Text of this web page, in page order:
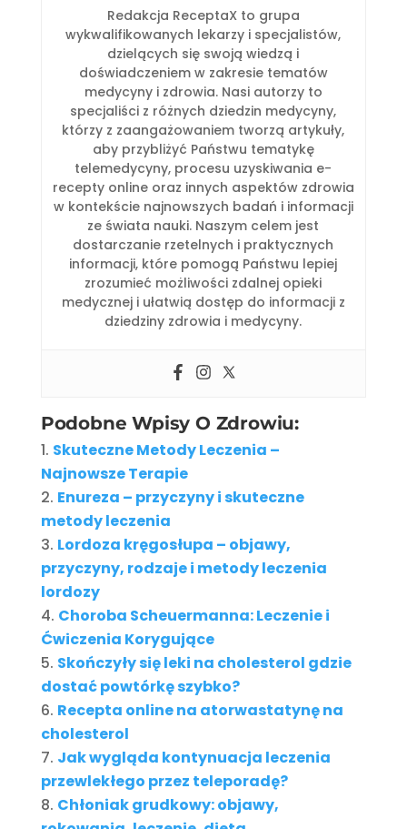
Redakcja ReceptaX to grupa
wykwalifikowanych lekarzy i specjalistów,
dzielących się swoją wiedzą i
doświadczeniem w zakresie tematów
medycyny i zdrowia. Nasi autorzy to
specjaliści z różnych dziedzin medycyny,
którzy z zaangażowaniem tworzą artykuły,
aby przybliżyć Państwu tematykę
telemedycyny, procesu uzyskiwania e-
recepty online oraz innych aspektów zdrowia
w kontekście najnowszych badań i informacji
ze świata nauki. Naszym celem jest
dostarczanie rzetelnych i praktycznych
informacji, które pomogą Państwu lepiej
zrozumieć możliwości zdalnej opieki
medycznej i ułatwią dostęp do informacji z
dziedziny zdrowia i medycyny.
Podobne Wpisy O Zdrowiu:
Skuteczne Metody Leczenia –
Najnowsze Terapie
Enureza – przyczyny i skuteczne
metody leczenia
Lordoza kręgosłupa – objawy,
przyczyny, rodzaje i metody leczenia
lordozy
Choroba Scheuermanna: Leczenie i
Ćwiczenia Korygujące
Skończyły się leki na cholesterol gdzie
dostać powtórkę szybko?
Recepta online na atorwastatynę na
cholesterol
Jak wygląda kontynuacja leczenia
przewlekłego przez teleporadę?
Chłoniak grudkowy: objawy,